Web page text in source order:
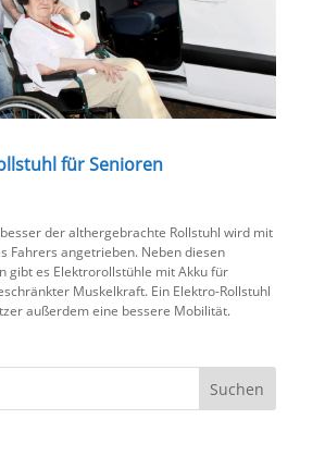
für Senioren
der althergebrachte Rollstuhl wird mit
Fahrers angetrieben. Neben diesen
gibt es Elektrorollstühle mit Akku für
Muskelkraft. Ein Elektro-Rollstuhl
außerdem eine bessere Mobilität.